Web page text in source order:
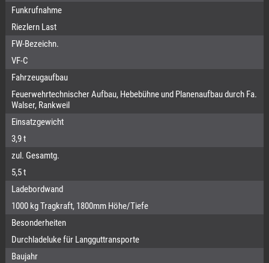
Funkrufnahme
Riezlern Last
FW-Bezeichn.
VF-C
Fahrzeugaufbau
Feuerwehrtechnischer Aufbau, Hebebühne und Planenaufbau durch Fa.
Walser, Rankweil
Einsatzgewicht
3,9 t
zul. Gesamtg.
5,5 t
Ladebordwand
1000 kg Tragkraft, 1800mm Höhe/Tiefe
Besonderheiten
Durchladeluke für Langguttransporte
Baujahr